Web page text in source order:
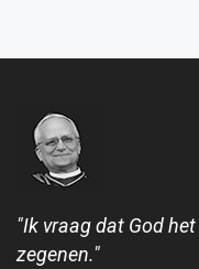
"Ik vraag dat God
zegenen."